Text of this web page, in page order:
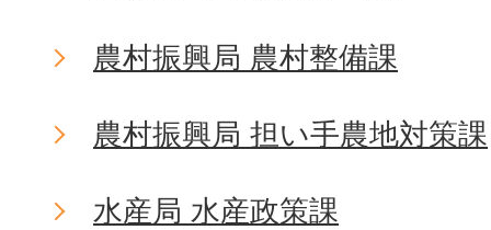
農村振興局 農村整備課
農村振興局 担い手農地対策課
水産局 水産政策課